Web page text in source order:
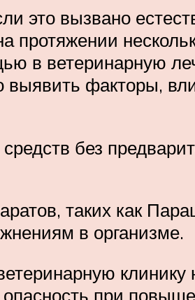
это вызвано
протяжении
в ветеринарную
выявить факторы,
без
таких как
в организме.
клинику
при